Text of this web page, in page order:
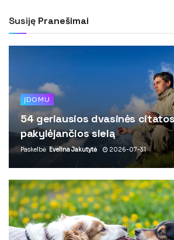
Susiję Pranešimai
ĮDOMU
54 geriausios dvasinės
pakylėjančios sielą
Paskelbė Evelina Jakutytė 2026-07-31